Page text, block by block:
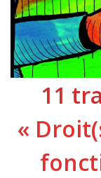
11
«